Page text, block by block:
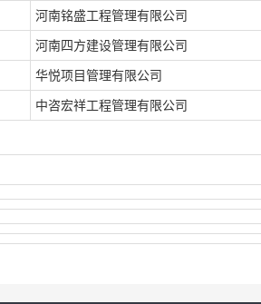
河南铭盛工程管理有限公司
河南四方建设管理有限公司
华悦项目管理有限公司
中咨宏祥工程管理有限公司